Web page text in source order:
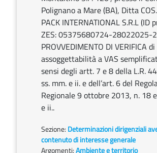
Polignano a Mare (BA), Ditta
PACK INTERNATIONAL S.R.L (ID
ZES: 05375680724-28022025-
PROVVEDIMENTO DI VERIFICA di
assoggettabilità a VAS
sensi degli artt. 7 e 8 della L.R.
ss. mm. e ii. e dell’art. 6 del
Regionale 9 ottobre 2013, n. 18
e ii..
Sezione: Determinazioni dirigenziali
contenuto di interesse generale
Argomenti:Ambiente e territorio